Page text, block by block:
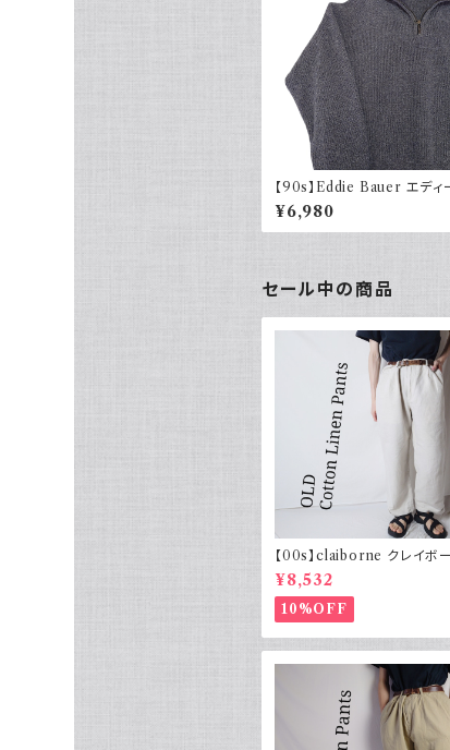
【90s】Eddie Bauer エディ
ウアー コットンニット ハーフ
USA製 グレー 90年代 古着
¥6,980
セール中の商品
【00s】claiborne クレイボ
ネンコットンパンツ ツータック
¥8,532
10%OFF